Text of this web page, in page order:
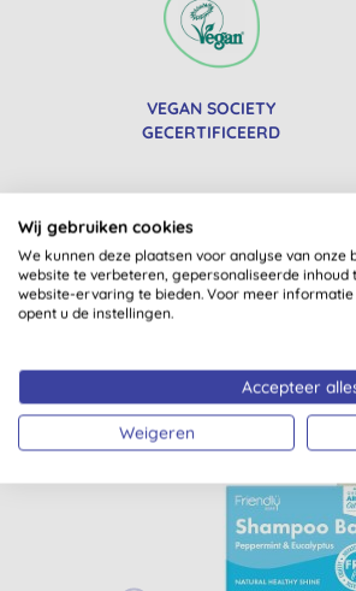
VEGAN SOCIETY
GECERTIFICEERD
Wij gebruiken cookies
We kunnen deze plaatsen voor analyse van onze
website te verbeteren, gepersonaliseerde inhoud
website-ervaring te bieden. Voor meer
opent u de instellingen.
Accepteer
Weigeren